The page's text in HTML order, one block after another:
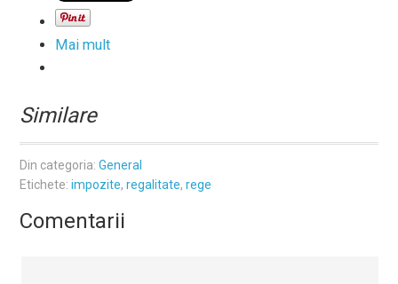
Mai mult
Similare
Din categoria:General
Etichete:impozite,regalitate,rege
Comentarii